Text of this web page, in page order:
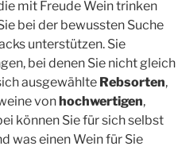
mit Freude Wein trinken
bei der bewussten Suche
unterstützen. Sie
bei denen Sie nicht gleich
ausgewählte Rebsorten,
von hochwertigen,
können Sie für sich selbst
was einen Wein für Sie